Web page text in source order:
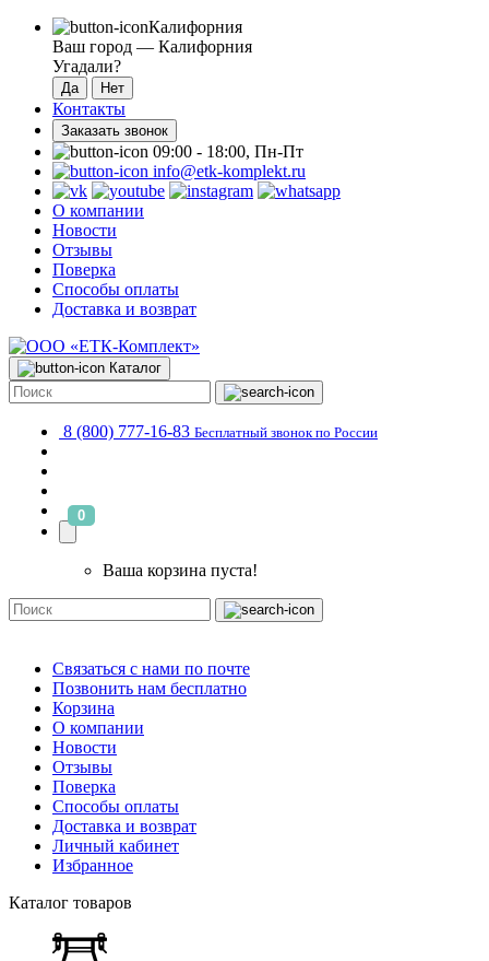
Калифорния
Ваш город — Калифорния
Угадали?
Контакты
Заказать звонок
09:00 - 18:00, Пн-Пт
info@etk-komplekt.ru
О компании
Новости
Отзывы
Поверка
Способы оплаты
Доставка и возврат
Каталог
8 (800) 777-16-83 Бесплатный звонок по России
0
Ваша корзина пуста!
Связаться с нами по почте
Позвонить нам бесплатно
Корзина
О компании
Новости
Отзывы
Поверка
Способы оплаты
Доставка и возврат
Личный кабинет
Избранное
Каталог товаров